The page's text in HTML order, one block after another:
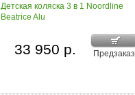
Детская коляска 3 в 1 Noordline
Beatrice Alu
Предзаказ
33 950 р.